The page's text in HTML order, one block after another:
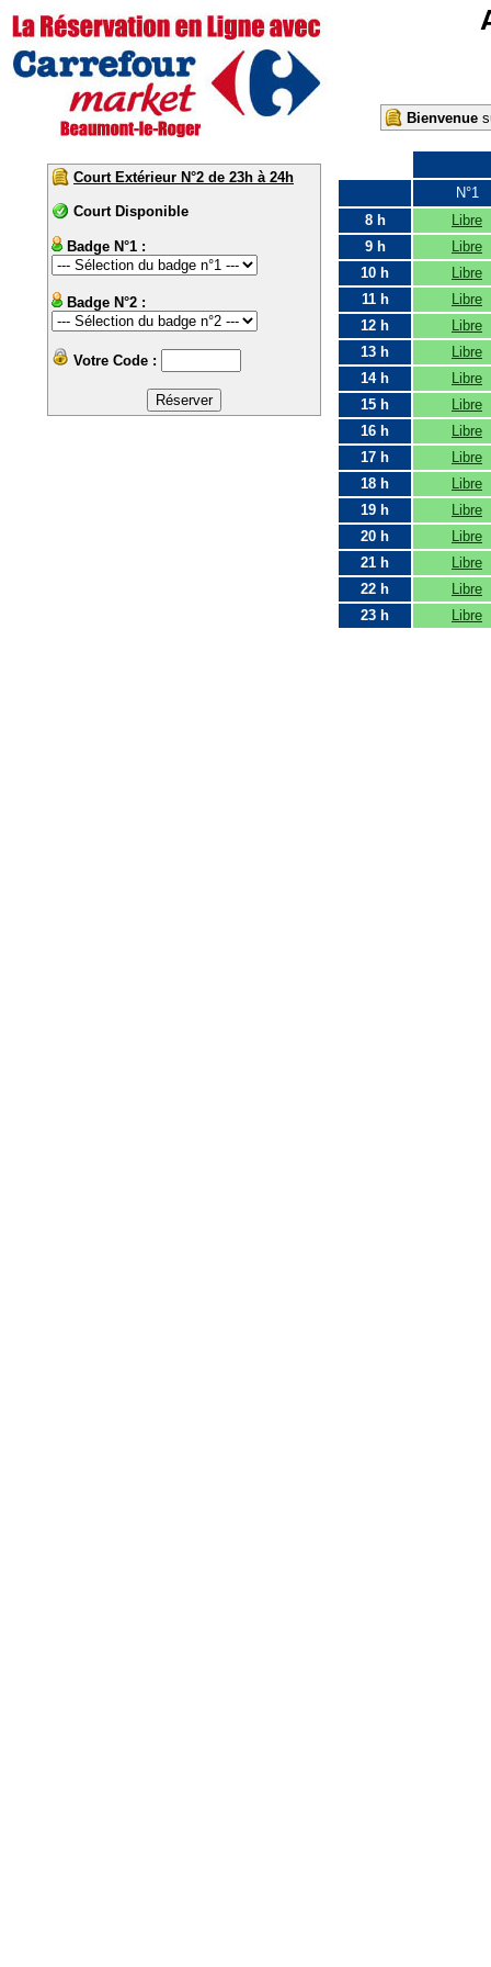
Bienvenue
Court Extérieur N°2 de 23h à 24h
Court Disponible
Badge N°1 :
Badge N°2 :
Votre Code :
N°1
8 h
Libre
9 h
Libre
10 h
Libre
11 h
Libre
12 h
Libre
13 h
Libre
14 h
Libre
15 h
Libre
16 h
Libre
17 h
Libre
18 h
Libre
19 h
Libre
20 h
Libre
21 h
Libre
22 h
Libre
23 h
Libre